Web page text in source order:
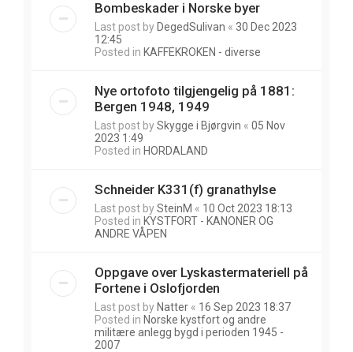
Bombeskader i Norske byer
Last post by DegedSulivan « 30 Dec 2023
12:45
Posted in KAFFEKROKEN - diverse
Nye ortofoto tilgjengelig på 1881:
Bergen 1948, 1949
Last post bySkygge i Bjørgvin « 05 Nov
2023 1:49
Posted in HORDALAND
Schneider K331(f) granathylse
Last post bySteinM « 10 Oct 2023 18:13
Posted in KYSTFORT - KANONER OG
ANDRE VÅPEN
Oppgave over Lyskastermateriell på
Fortene i Oslofjorden
Last post by Natter « 16 Sep 2023 18:37
Posted in Norske kystfort og andre
militære anlegg bygd i perioden 1945 -
2007